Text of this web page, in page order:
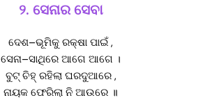
୨. ସେନାର ସେବା
ଦେଶ–ଭୂମିକୁ ରକ୍ଷା ପାଇଁ ,
ସେନା–ସାଥିରେ ଆଗେ ଆଗେ ।
ବୁଟ୍ ଚିହ୍ ରହିଲା ଘରଦୁଆରେ ,
ନାୟକ ଫେରିଲା ନି ଆଉରେ ॥